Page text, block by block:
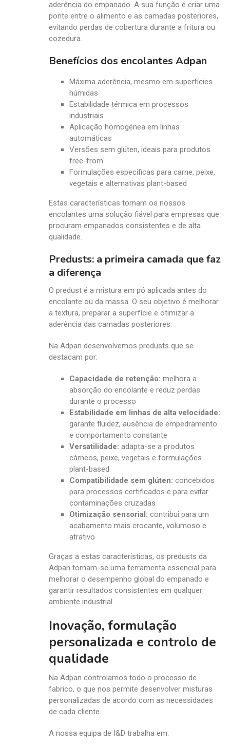
aderência do empanado. A sua função é criar uma
ponte entre o alimento e as camadas posteriores,
evitando perdas de cobertura durante a fritura ou
cozedura.
Benefícios dos encolantes Adpan
Máxima aderência, mesmo em superfícies
húmidas
Estabilidade térmica em processos
industriais
Aplicação homogénea em linhas
automáticas
Versões sem glúten, ideais para produtos
free-from
Formulações específicas para carne, peixe,
vegetais e alternativas plant-based
Estas características tornam os nossos
encolantes uma solução fiável para empresas que
procuram empanados consistentes e de alta
qualidade.
Predusts: a primeira camada que faz
a diferença
O predust é a mistura em pó aplicada antes do
encolante ou da massa. O seu objetivo é melhorar
a textura, preparar a superfície e otimizar a
aderência das camadas posteriores.
Na Adpan desenvolvemos predusts que se
destacam por:
Capacidade de retenção: melhora a
absorção do encolante e reduz perdas
durante o processo
Estabilidade em linhas de alta velocidade:
garante fluidez, ausência de empedramento
e comportamento constante
Versatilidade: adapta-se a produtos
cárneos, peixe, vegetais e formulações
plant-based
Compatibilidade sem glúten: concebidos
para processos certificados e para evitar
contaminações cruzadas
Otimização sensorial: contribui para um
acabamento mais crocante, volumoso e
atrativo
Graças a estas características, os predusts da
Adpan tornam-se uma ferramenta essencial para
melhorar o desempenho global do empanado e
garantir resultados consistentes em qualquer
ambiente industrial.
Inovação, formulação
personalizada e controlo de
qualidade
Na Adpan controlamos todo o processo de
fabrico, o que nos permite desenvolver misturas
personalizadas de acordo com as necessidades
de cada cliente.
A nossa equipa de I&D trabalha em: